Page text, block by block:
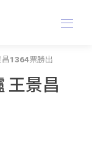
昌1364票勝出
王景昌